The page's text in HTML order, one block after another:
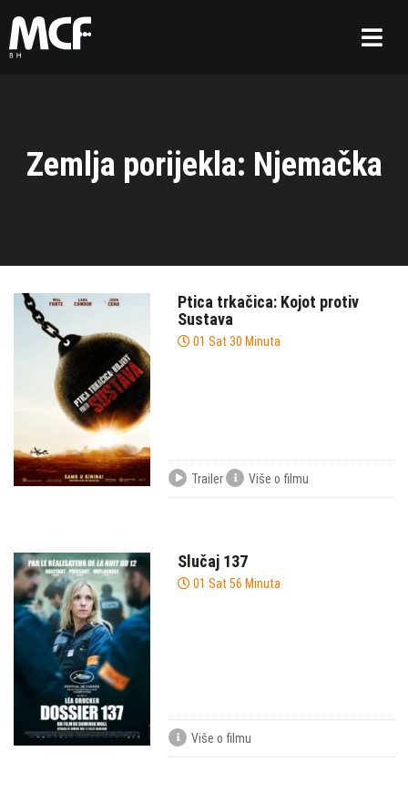
Zemlja porijekla: Njemačka
Ptica trkačica: Kojot protiv
Sustava
01 Sat 30 Minuta
Trailer Više o filmu
Slučaj 137
01 Sat 56 Minuta
Više o filmu